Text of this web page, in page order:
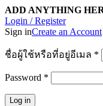
ADD ANYTHING
Login / Register
Sign inCreate an Account
ชื่อผู้ใช้หรือที่อยู่อีเมล *
Password *
Log in